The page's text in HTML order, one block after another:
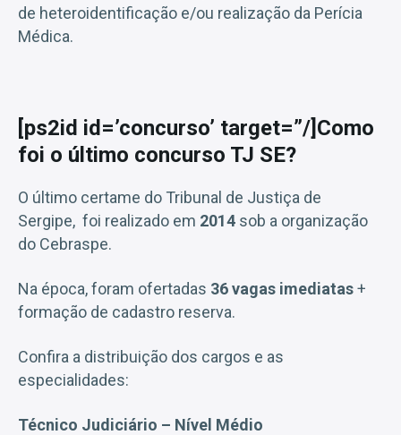
de heteroidentificação e/ou realização da Perícia
Médica.
[ps2id id=’concurso’ target=”/]Como
foi o último concurso TJ SE?
O último certame do Tribunal de Justiça de
Sergipe, foi realizado em 2014 sob a organização
do Cebraspe.
Na época, foram ofertadas 36 vagas imediatas+
formação de cadastro reserva.
Confira a distribuição dos cargos e as
especialidades:
Técnico Judiciário – Nível Médio